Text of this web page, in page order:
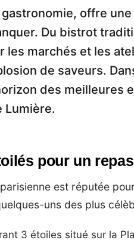
offre
Du bistrot
les marchés et les
de saveurs.
des meilleures
Lumière.
pour un
est réputée
uns des plus
3 étoiles situé sur la